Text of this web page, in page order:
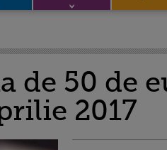
de 50 de
2017